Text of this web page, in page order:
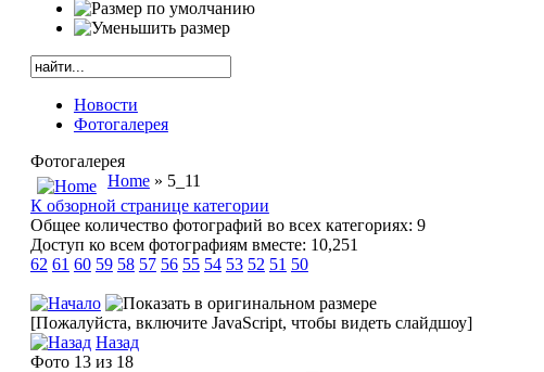
Новости
Фотогалерея
Фотогалерея
Home» 5_11
К обзорной странице категории
Общее количество фотографий во всех категориях: 9
Доступ ко всем фотографиям вместе: 10,251
62 61 60 59 58 57 56 55 54 53 52 51 50
[Пожалуйста, включите JavaScript, чтобы видеть слайдшоу]
Назад
Фото 13 из 18